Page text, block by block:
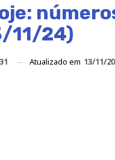
11/24)
Atualizado em 13/11/